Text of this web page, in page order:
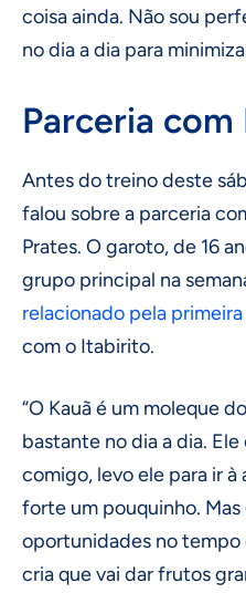
coisa ainda. Não sou
no dia a dia para
Parceria com
Antes do treino deste
falou sobre a parceria
Prates. O garoto, de 16
grupo principal na
relacionado pela
com o Itabirito.
“O Kauã é um moleque
bastante no dia a dia.
comigo, levo ele para ir
forte um pouquinho. Mas
oportunidades no tempo
cria que vai dar frutos